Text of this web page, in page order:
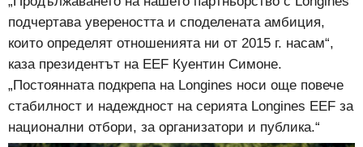
подчертава увереността и споделената амбиция,
които определят отношенията ни от 2015 г. насам“,
каза президентът на EEF Куентин Симоне.
„Постоянната подкрепа на Longines носи още повече
стабилност и надеждност на серията Longines EEF за
национални отбори, за организатори и публика.“